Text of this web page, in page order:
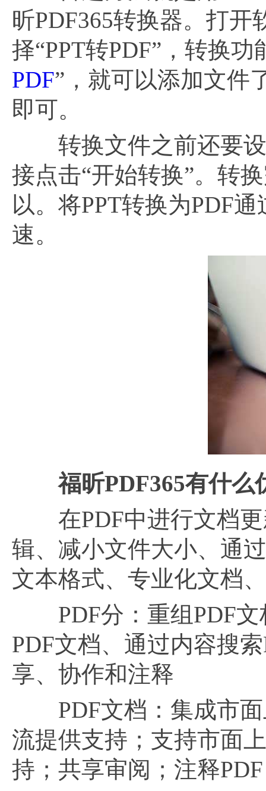
昕PDF365转换器。打开
择“PPT转PDF”，转换
PDF”，就可以添加文件
即可。
转换文件之前还要设
接点击“开始转换”。转
以。将PPT转换为PDF
速。
福昕PDF365有什么
在PDF中进行文档更
辑、减小文件大小、通
文本格式、专业化文档
PDF分：重组PDF文
PDF文档、通过内容搜
享、协作和注释
PDF文档：集成市面
流提供支持；支持市面
持；共享审阅；注释